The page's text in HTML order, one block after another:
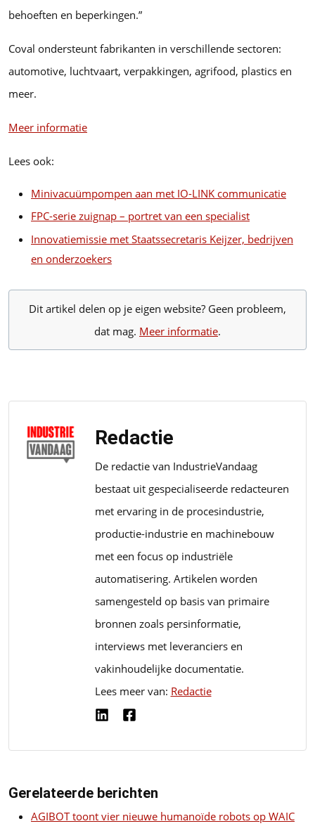
behoeften en beperkingen.”
Coval ondersteunt fabrikanten in verschillende sectoren:
automotive, luchtvaart, verpakkingen, agrifood, plastics en
meer.
Meer informatie
Lees ook:
Minivacuümpompen aan met IO-LINK communicatie
FPC-serie zuignap – portret van een specialist
Innovatiemissie met Staatssecretaris Keijzer, bedrijven
en onderzoekers
Dit artikel delen op je eigen website? Geen probleem,
dat mag. Meer informatie.
Redactie
De redactie van IndustrieVandaag
bestaat uit gespecialiseerde redacteuren
met ervaring in de procesindustrie,
productie-industrie en machinebouw
met een focus op industriële
automatisering. Artikelen worden
samengesteld op basis van primaire
bronnen zoals persinformatie,
interviews met leveranciers en
vakinhoudelijke documentatie.
Lees meer van: Redactie
Gerelateerde berichten
AGIBOT toont vier nieuwe humanoïde robots op WAIC